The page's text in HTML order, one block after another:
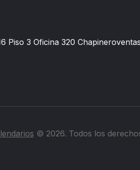
Piso 3 Oficina 320 Chapinero
© 2026. Todos los